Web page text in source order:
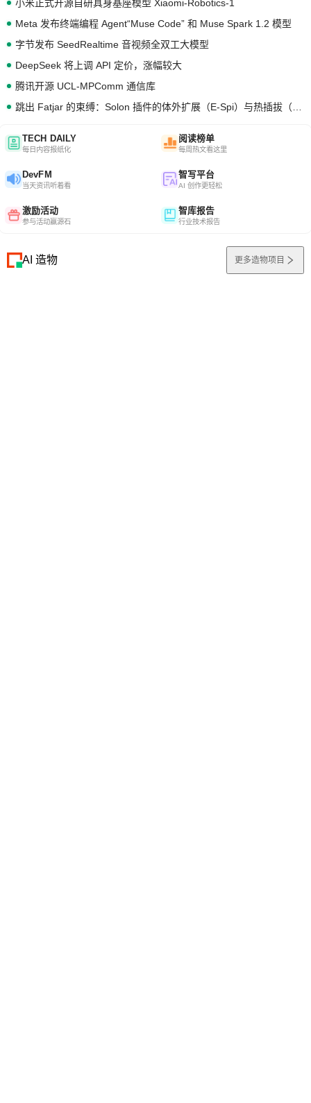
小米正式开源自研具身基座模型 Xiaomi-Robotics-1
Meta 发布终端编程 Agent“Muse Code” 和 Muse Spark 1.2 模型
字节发布 SeedRealtime 音视频全双工大模型
DeepSeek 将上调 API 定价，涨幅较大
腾讯开源 UCL-MPComm 通信库
TECH DAILY
每日内容报纸化
阅读榜单
每周热文看这里
DevFM
当天资讯听着看
智写平台
AI 创作更轻松
激励活动
参与活动赢源石
智库报告
行业技术报告
AI 造物 更多造物项目